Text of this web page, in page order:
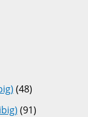
(48)
(91)